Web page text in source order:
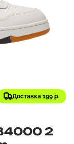
Доставка 199 р.
2